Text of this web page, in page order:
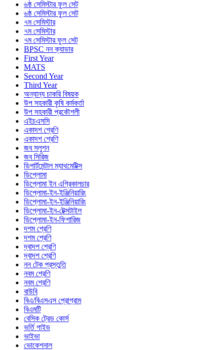
৬ষ্ঠ সেমিস্টার ফুল সেট
৬ষ্ঠ সেমিস্টার ফুল সেট
৭ম সেমিস্টার
৭ম সেমিস্টার
৭ম সেমিস্টার ফুল সেট
BPSC নন ক্যাডার
First Year
MATS
Second Year
Third Year
অন্যান্য চাকরি বিষয়ক
উপ সহকারী কৃষি কর্মকর্তা
উপ সহকারী প্রকৌশলী
এইচএসসি
একাদশ শ্রেণি
একাদশ শ্রেণি
জব সলুশন
জব সিরিজ
ডিপার্টমেন্টাল ম্যাথমেটিক্স
ডিপ্লোমা
ডিপ্লোমা ইন এগ্রিকালচার
ডিপ্লোমা-ইন-ইঞ্জিনিয়ারিং
ডিপ্লোমা-ইন-ইঞ্জিনিয়ারিং
ডিপ্লোমা-ইন-টেক্সটাইল
ডিপ্লোমা-ইন-ফিশারিজ
দশম শ্রেণি
দশম শ্রেণি
দ্বাদশ শ্রেণি
দ্বাদশ শ্রেণি
নন টেক প্রস্তুতি
নবম শ্রেণি
নবম শ্রেণি
বাউবি
বিএ/বিএসএস প্রোগ্রাম
বিএমটি
বেসিক ট্রেড কোর্স
ভর্তি গাইড
ভাইভা
ভোকেশনাল